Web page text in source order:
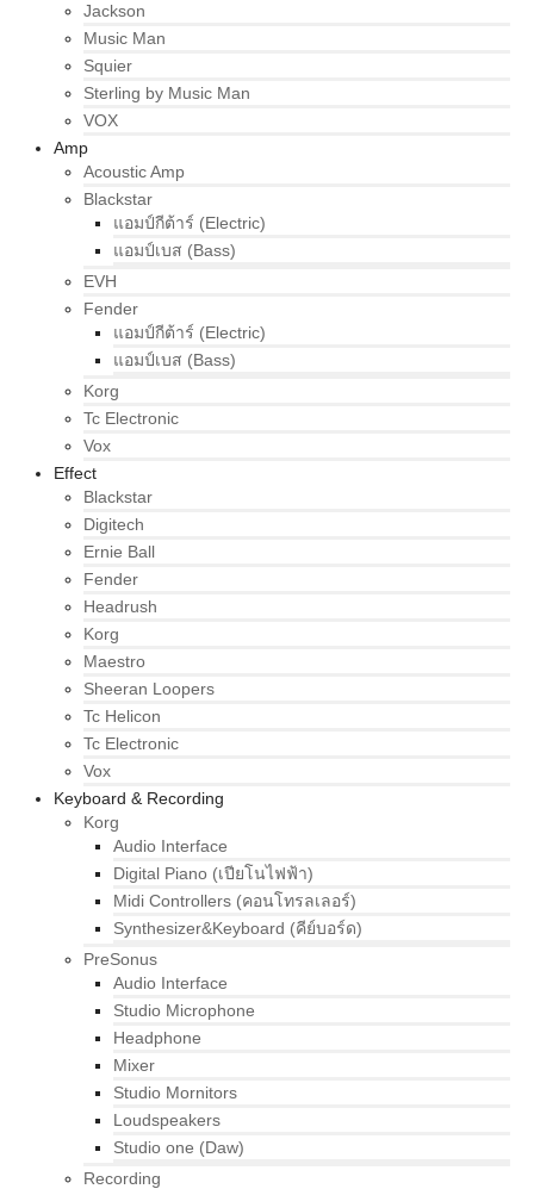
Jackson
Music Man
Squier
Sterling by Music Man
VOX
Amp
Acoustic Amp
Blackstar
แอมป์กีต้าร์ (Electric)
แอมป์เบส (Bass)
EVH
Fender
แอมป์กีต้าร์ (Electric)
แอมป์เบส (Bass)
Korg
Tc Electronic
Vox
Effect
Blackstar
Digitech
Ernie Ball
Fender
Headrush
Korg
Maestro
Sheeran Loopers
Tc Helicon
Tc Electronic
Vox
Keyboard & Recording
Korg
Audio Interface
Digital Piano (เปียโนไฟฟ้า)
Midi Controllers (คอนโทรลเลอร์)
Synthesizer&Keyboard (คีย์บอร์ด)
PreSonus
Audio Interface
Studio Microphone
Headphone
Mixer
Studio Mornitors
Loudspeakers
Studio one (Daw)
Recording